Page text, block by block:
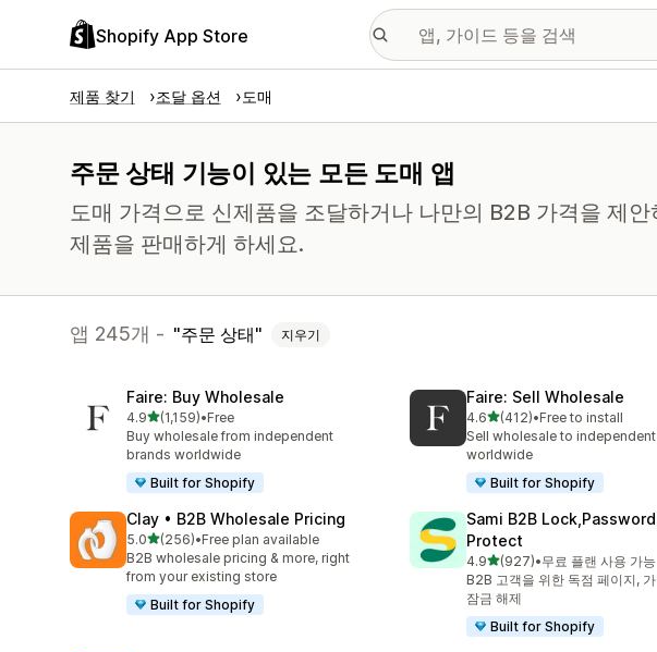
Shopify App Store
제품 찾기 조달 옵션 도매
주문 상태 기능이 있는 모든 도매 앱
도매 가격으로 신제품을 조달하거나 나만의 B2B 가격을 제
제품을 판매하게 하세요.
앱 245개 - 주문 상태 지우기
Faire: Buy Wholesale
4.9별 5개 중
(1,159)
총 리뷰 1159개
•Free
Buy wholesale from independent
brands worldwide
Built for Shopify
Faire: Sell Wholesale
4.6별 5개 중
(412)
총 리뷰 412개
•Free to install
Sell wholesale to
worldwide
Built for Shopify
Clay • B2B Wholesale Pricing
5.0별 5개 중
(256)
총 리뷰 256개
•Free plan available
B2B wholesale pricing & more, right
from your existing store
Built for Shopify
Sami B2B Lock,Password
Protect
4.9별 5개 중
(927)
총 리뷰 927개
•무료 플랜 사용 가능
B2B 고객을 위한 독점 페이지,
잠금 해제
Built for Shopify